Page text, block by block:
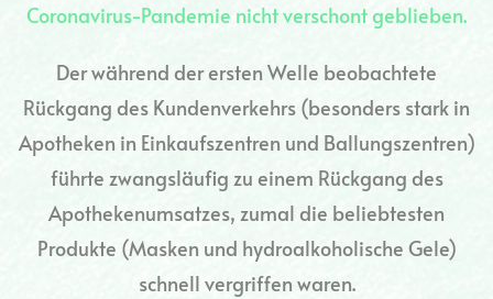
Coronavirus-Pandemie nicht verschont geblieben.
Der während der ersten Welle beobachtete
Rückgang des Kundenverkehrs (besonders stark in
Apotheken in Einkaufszentren und Ballungszentren)
führte zwangsläufig zu einem Rückgang des
Apothekenumsatzes, zumal die beliebtesten
Produkte (Masken und hydroalkoholische Gele)
schnell vergriffen waren.